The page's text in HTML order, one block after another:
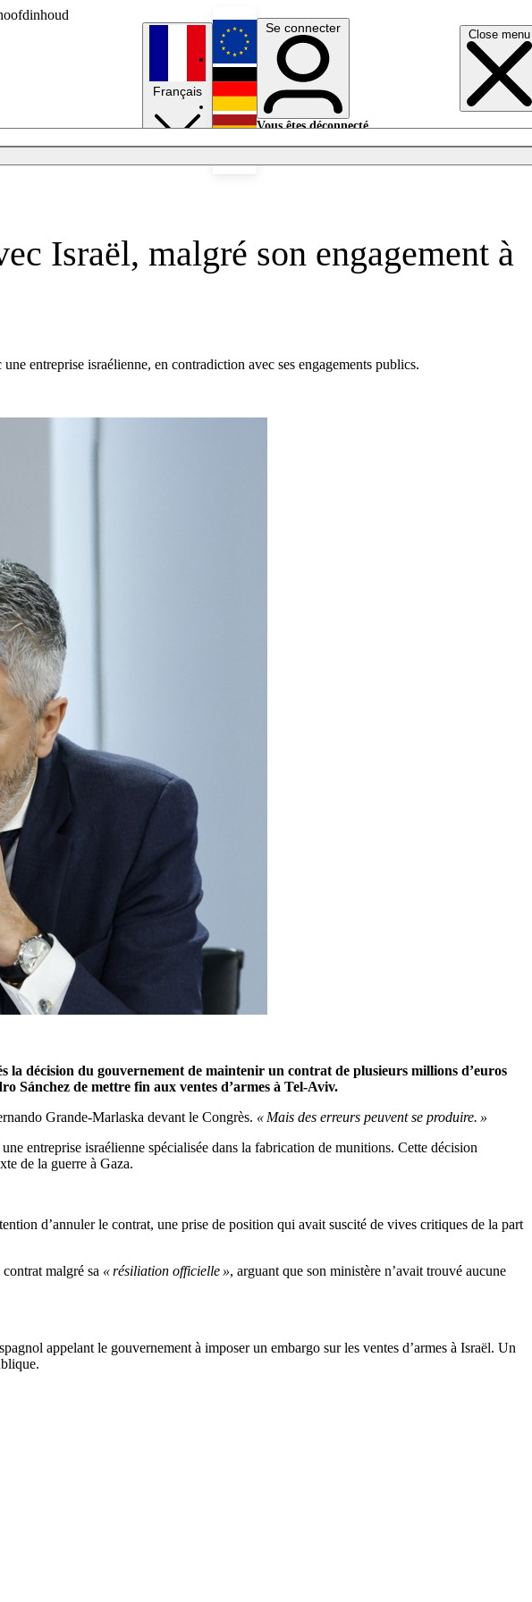
Close menu
Français
English
Deutsch
Se connecter
Vous êtes déconnecté.
Israël, malgré son engagement à
entreprise israélienne, en contradiction avec ses engagements publics.
décision du gouvernement de maintenir un contrat de plusieurs millions d’euros
Sánchez de mettre fin aux ventes d’armes à Tel-Aviv.
Grande-Marlaska devant le Congrès. « Mais des erreurs peuvent se produire. »
entreprise israélienne spécialisée dans la fabrication de munitions. Cette décision
de la guerre à Gaza.
d’annuler le contrat, une prise de position qui avait suscité de vives critiques de la part
malgré sa « résiliation officielle », arguant que son ministère n’avait trouvé aucune
appelant le gouvernement à imposer un embargo sur les ventes d’armes à Israël. Un